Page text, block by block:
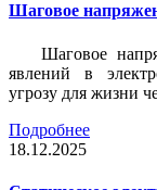
Шаговое
Шаговое
явлений в
угрозу для жизни
Подробнее
18.12.2025